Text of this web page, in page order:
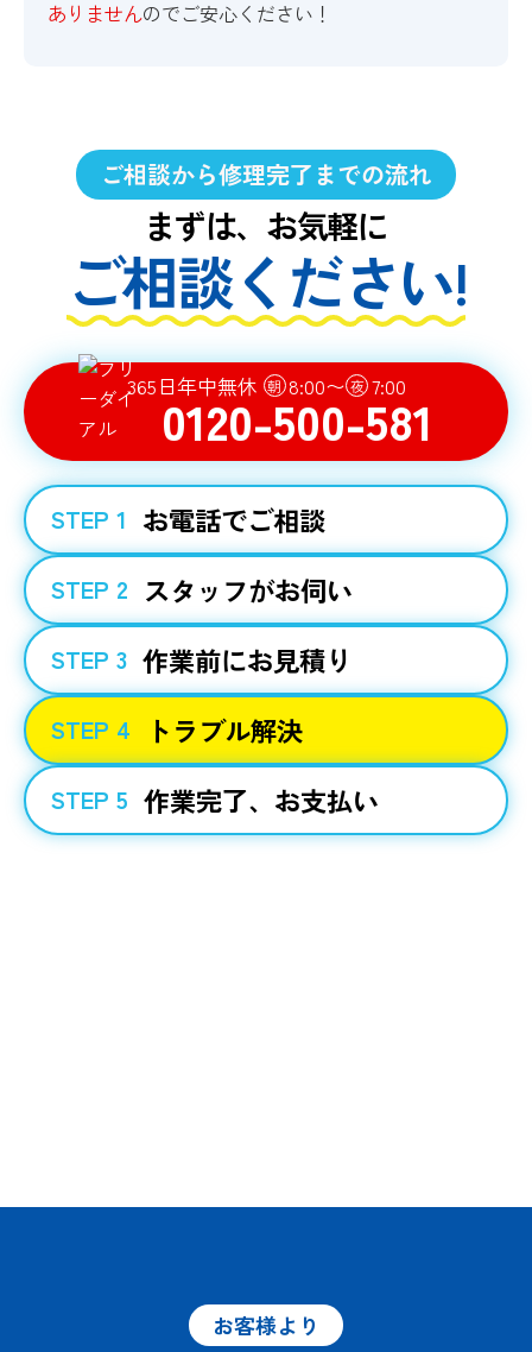
ありませんのでご安心ください！
ご相談から修理完了までの流れ
まずは、お気軽に
ご相談ください!
365日年中無休 朝 8:00〜 夜 7:00
0120-500-581
STEP 1 お電話でご相談
STEP 2 スタッフがお伺い
STEP 3 作業前にお見積り
STEP 4 トラブル解決
STEP 5 作業完了、お支払い
お客様より